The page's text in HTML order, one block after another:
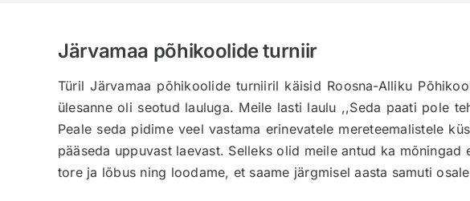
Järvamaa põhikoolide turniir
Türil Järvamaa põhikoolide turniiril käisid Roosna-Alliku
ülesanne oli seotud lauluga. Meile lasti laulu ,,Seda paati pole
Peale seda pidime veel vastama erinevatele mereteemalistele
pääseda uppuvast laevast. Selleks olid meile antud ka
tore ja lõbus ning loodame, et saame järgmisel aasta samuti